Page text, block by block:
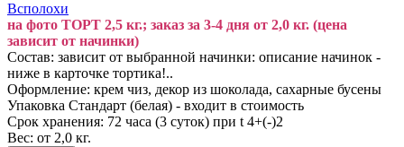
Всполохи
на фото ТОРТ 2,5 кг.; заказ за 3-4 дня от 2,0 кг. (цена
зависит от начинки)
Состав: зависит от выбранной начинки: описание начинок -
ниже в карточке тортика!..
Оформление: крем чиз, декор из шоколада, сахарные бусены
Упаковка Стандарт (белая) - входит в стоимость
Срок хранения: 72 часа (3 суток) при t 4+(-)2
Вес: от 2,0 кг.